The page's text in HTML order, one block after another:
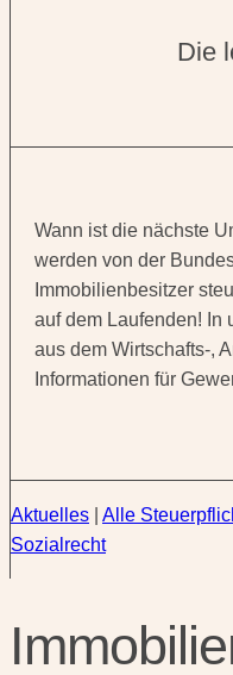
Die
Wann ist die nächste
werden von der
Immobilienbesitzer
auf dem Laufenden! In
aus dem Wirtschafts-,
Informationen für
Aktuelles Alle
Sozialrecht